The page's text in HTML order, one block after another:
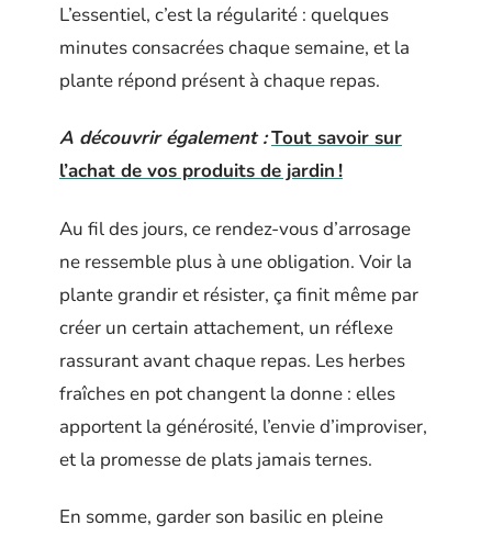
L’essentiel, c’est la régularité : quelques
minutes consacrées chaque semaine, et la
plante répond présent à chaque repas.
A découvrir également :Tout savoir sur
l’achat de vos produits de jardin !
Au fil des jours, ce rendez-vous d’arrosage
ne ressemble plus à une obligation. Voir la
plante grandir et résister, ça finit même par
créer un certain attachement, un réflexe
rassurant avant chaque repas. Les herbes
fraîches en pot changent la donne : elles
apportent la générosité, l’envie d’improviser,
et la promesse de plats jamais ternes.
En somme, garder son basilic en pleine